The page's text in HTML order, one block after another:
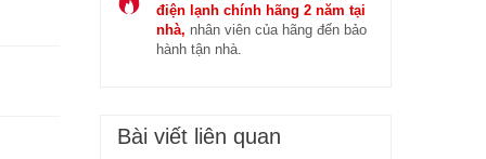
điện lạnh chính hãng 2 năm tại
nhà, nhân viên của hãng đến bảo
hành tận nhà.
Bài viết liên quan